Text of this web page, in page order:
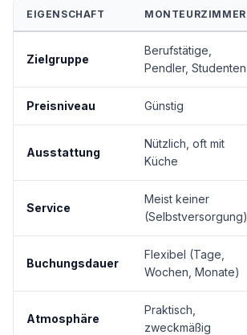
EIGENSCHAFT MONTEURZIMMER
Zielgruppe
Berufstätige,
Pendler, Studenten
Preisniveau Günstig
Ausstattung
Nützlich, oft mit
Küche
Service
Meist keiner
(Selbstversorgung)
Buchungsdauer
Flexibel (Tage,
Wochen, Monate)
Atmosphäre
Praktisch,
zweckmäßig